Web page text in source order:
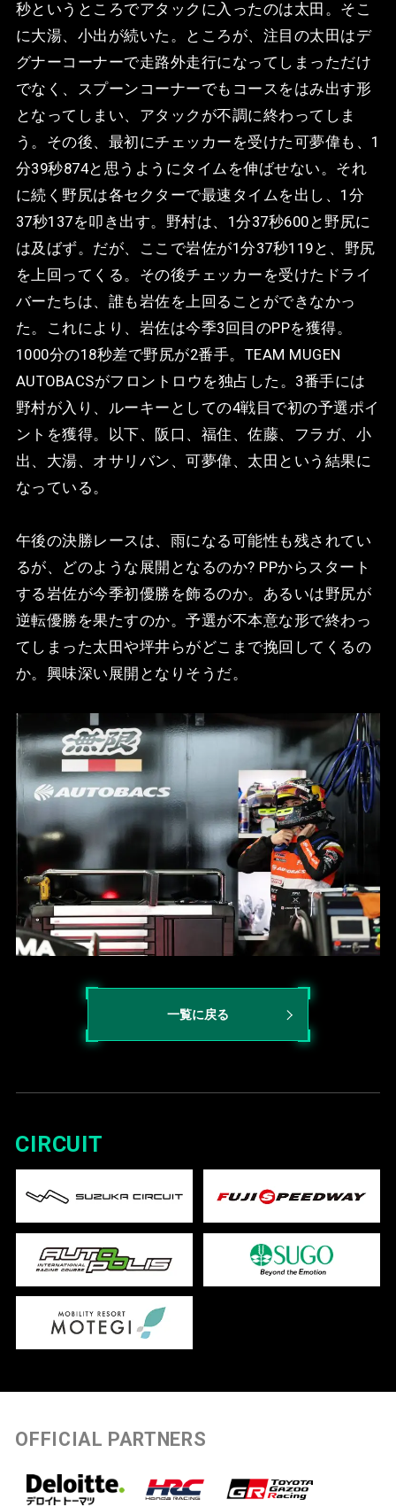
秒というところでアタックに入ったのは太田。そこ
に大湯、小出が続いた。ところが、注目の太田はデ
グナーコーナーで走路外走行になってしまっただけ
でなく、スプーンコーナーでもコースをはみ出す形
となってしまい、アタックが不調に終わってしま
う。その後、最初にチェッカーを受けた可夢偉も、1
分39秒874と思うようにタイムを伸ばせない。それ
に続く野尻は各セクターで最速タイムを出し、1分
37秒137を叩き出す。野村は、1分37秒600と野尻に
は及ばず。だが、ここで岩佐が1分37秒119と、野尻
を上回ってくる。その後チェッカーを受けたドライ
バーたちは、誰も岩佐を上回ることができなかっ
た。これにより、岩佐は今季3回目のPPを獲得。
1000分の18秒差で野尻が2番手。TEAM MUGEN
AUTOBACSがフロントロウを独占した。3番手には
野村が入り、ルーキーとしての4戦目で初の予選ポイ
ントを獲得。以下、阪口、福住、佐藤、フラガ、小
出、大湯、オサリバン、可夢偉、太田という結果に
なっている。
午後の決勝レースは、雨になる可能性も残されてい
るが、どのような展開となるのか? PPからスタート
する岩佐が今季初優勝を飾るのか。あるいは野尻が
逆転優勝を果たすのか。予選が不本意な形で終わっ
てしまった太田や坪井らがどこまで挽回してくるの
か。興味深い展開となりそうだ。
一覧に戻る
CIRCUIT
OFFICIAL PARTNERS